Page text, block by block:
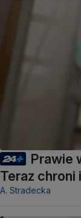
Prawie
Teraz chroni
A. Stradecka